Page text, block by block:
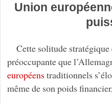
Union
Cette solitude stratégique
préoccupante que
européenstraditionnels
même de son poids